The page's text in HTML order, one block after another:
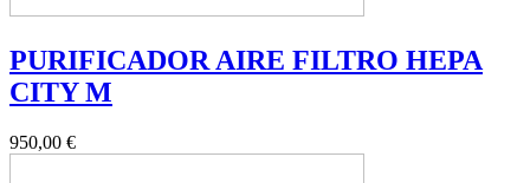
PURIFICADOR AIRE FILTRO HEPA
CITY M
950,00 €